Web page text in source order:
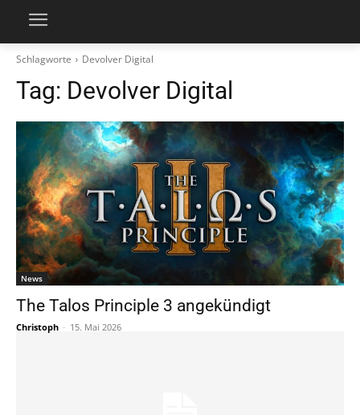
Schlagworte Devolver Digital
Tag: Devolver Digital
News
The Talos Principle 3 angekündigt
Christoph - 15. Mai 2026